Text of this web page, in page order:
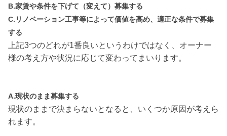
B.家賃や条件を下げて（変えて）募集する
C.リノベーション工事等によって価値を高め、適正な条件で募集
する
上記3つのどれが1番良いというわけではなく、オーナー
様の考え方や状況に応じて変わってまいります。
A.現状のまま募集する
現状のままで決まらないとなると、いくつか原因が考えら
れます。